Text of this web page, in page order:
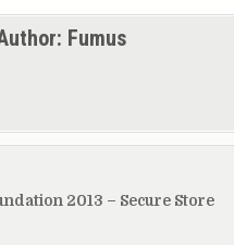
Fumus
2013 – Secure Store